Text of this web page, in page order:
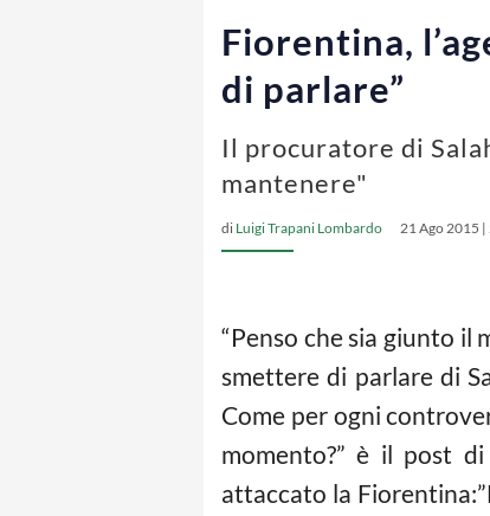
Fiorentina,
di parlare”
Il procuratore di
mantenere"
di Luigi Trapani Lombardo 21 Ago 2015
“Penso che sia giunto il
smettere di parlare di
Come per ogni
momento?” è il post
attaccato la